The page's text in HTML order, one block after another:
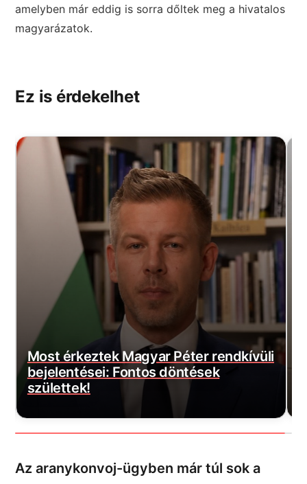
amelyben már eddig is sorra dőltek meg a hivatalos
magyarázatok.
Ez is érdekelhet
Most érkezett: Felszálltak a
honvédség helikopterei, akkora a baj
Az aranykonvoj-ügyben már túl sok a